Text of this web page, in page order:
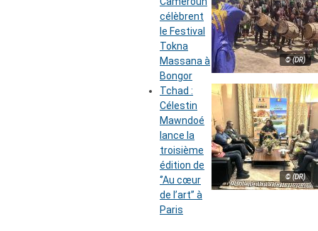
© (DR)
célèbrent
le Festival
Tokna
Massana à
Bongor
© (DR)
Tchad :
Célestin
Mawndoé
lance la
troisième
édition de
‘’Au cœur
de l’art’’ à
Paris